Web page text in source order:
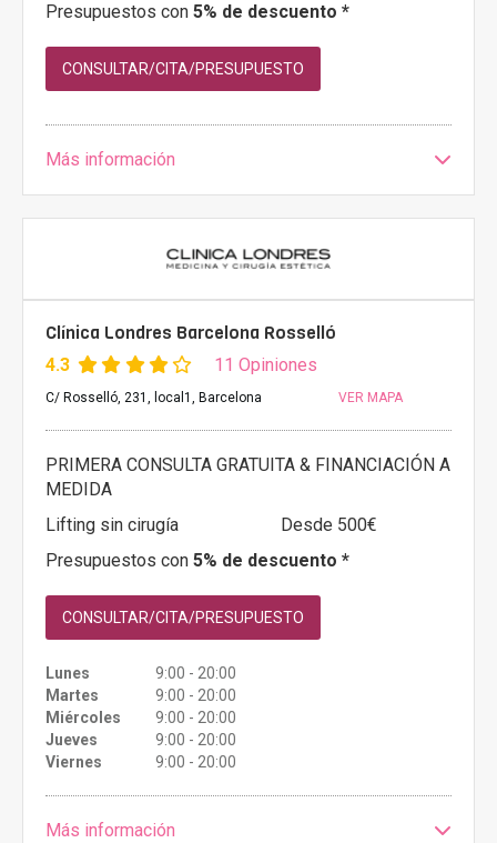
Presupuestos con 5% de descuento *
CONSULTAR/CITA/PRESUPUESTO
Más información
Clínica Londres Barcelona Rosselló
4.3 11 Opiniones
C/ Rosselló, 231, local1, Barcelona VER MAPA
PRIMERA CONSULTA GRATUITA & FINANCIACIÓN A
MEDIDA
Lifting sin cirugía
Desde 500€
Presupuestos con 5% de descuento *
CONSULTAR/CITA/PRESUPUESTO
Lunes
9:00 - 20:00
Martes
9:00 - 20:00
Miércoles
9:00 - 20:00
Jueves
9:00 - 20:00
Viernes
9:00 - 20:00
Más información